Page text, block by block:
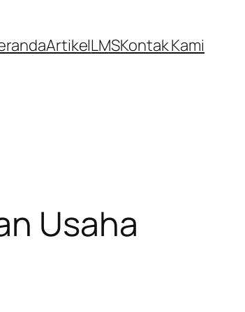
ArtikelLMSKontak Kami
Usaha